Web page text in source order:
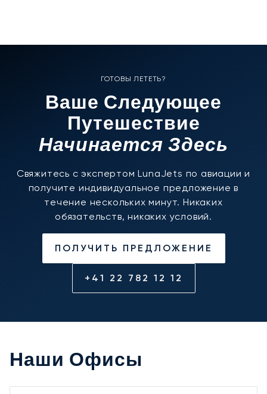
ГОТОВЫ ЛЕТЕТЬ?
Ваше Следующее
Путешествие
Начинается Здесь
Свяжитесь с экспертом LunaJets по авиации и
получите индивидуальное предложение в
течение нескольких минут. Никаких
обязательств, никаких условий.
ПОЛУЧИТЬ ПРЕДЛОЖЕНИЕ
+41 22 782 12 12
Наши Офисы